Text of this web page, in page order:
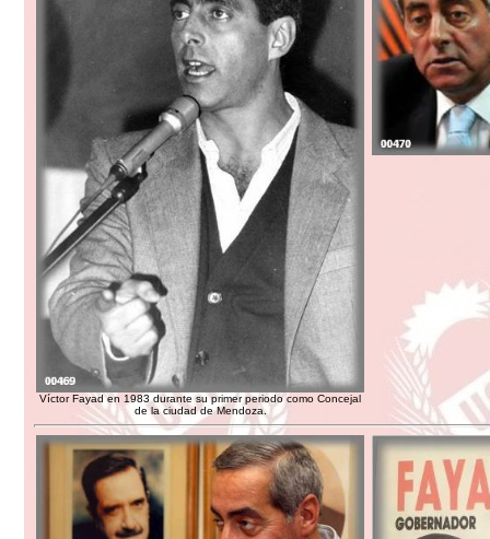
Víctor Fayad en 1983 durante su primer periodo como Concejal
de la ciudad de Mendoza.